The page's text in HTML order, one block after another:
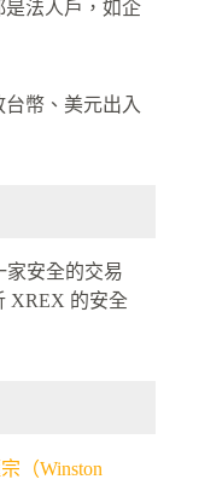
法人戶，如企
幣、美元出入
家安全的交易
XREX 的安全
（Winston